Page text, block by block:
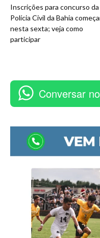
Inscrições para concurso da
Polícia Civil da Bahia
nesta sexta; veja como
participar
Conversar